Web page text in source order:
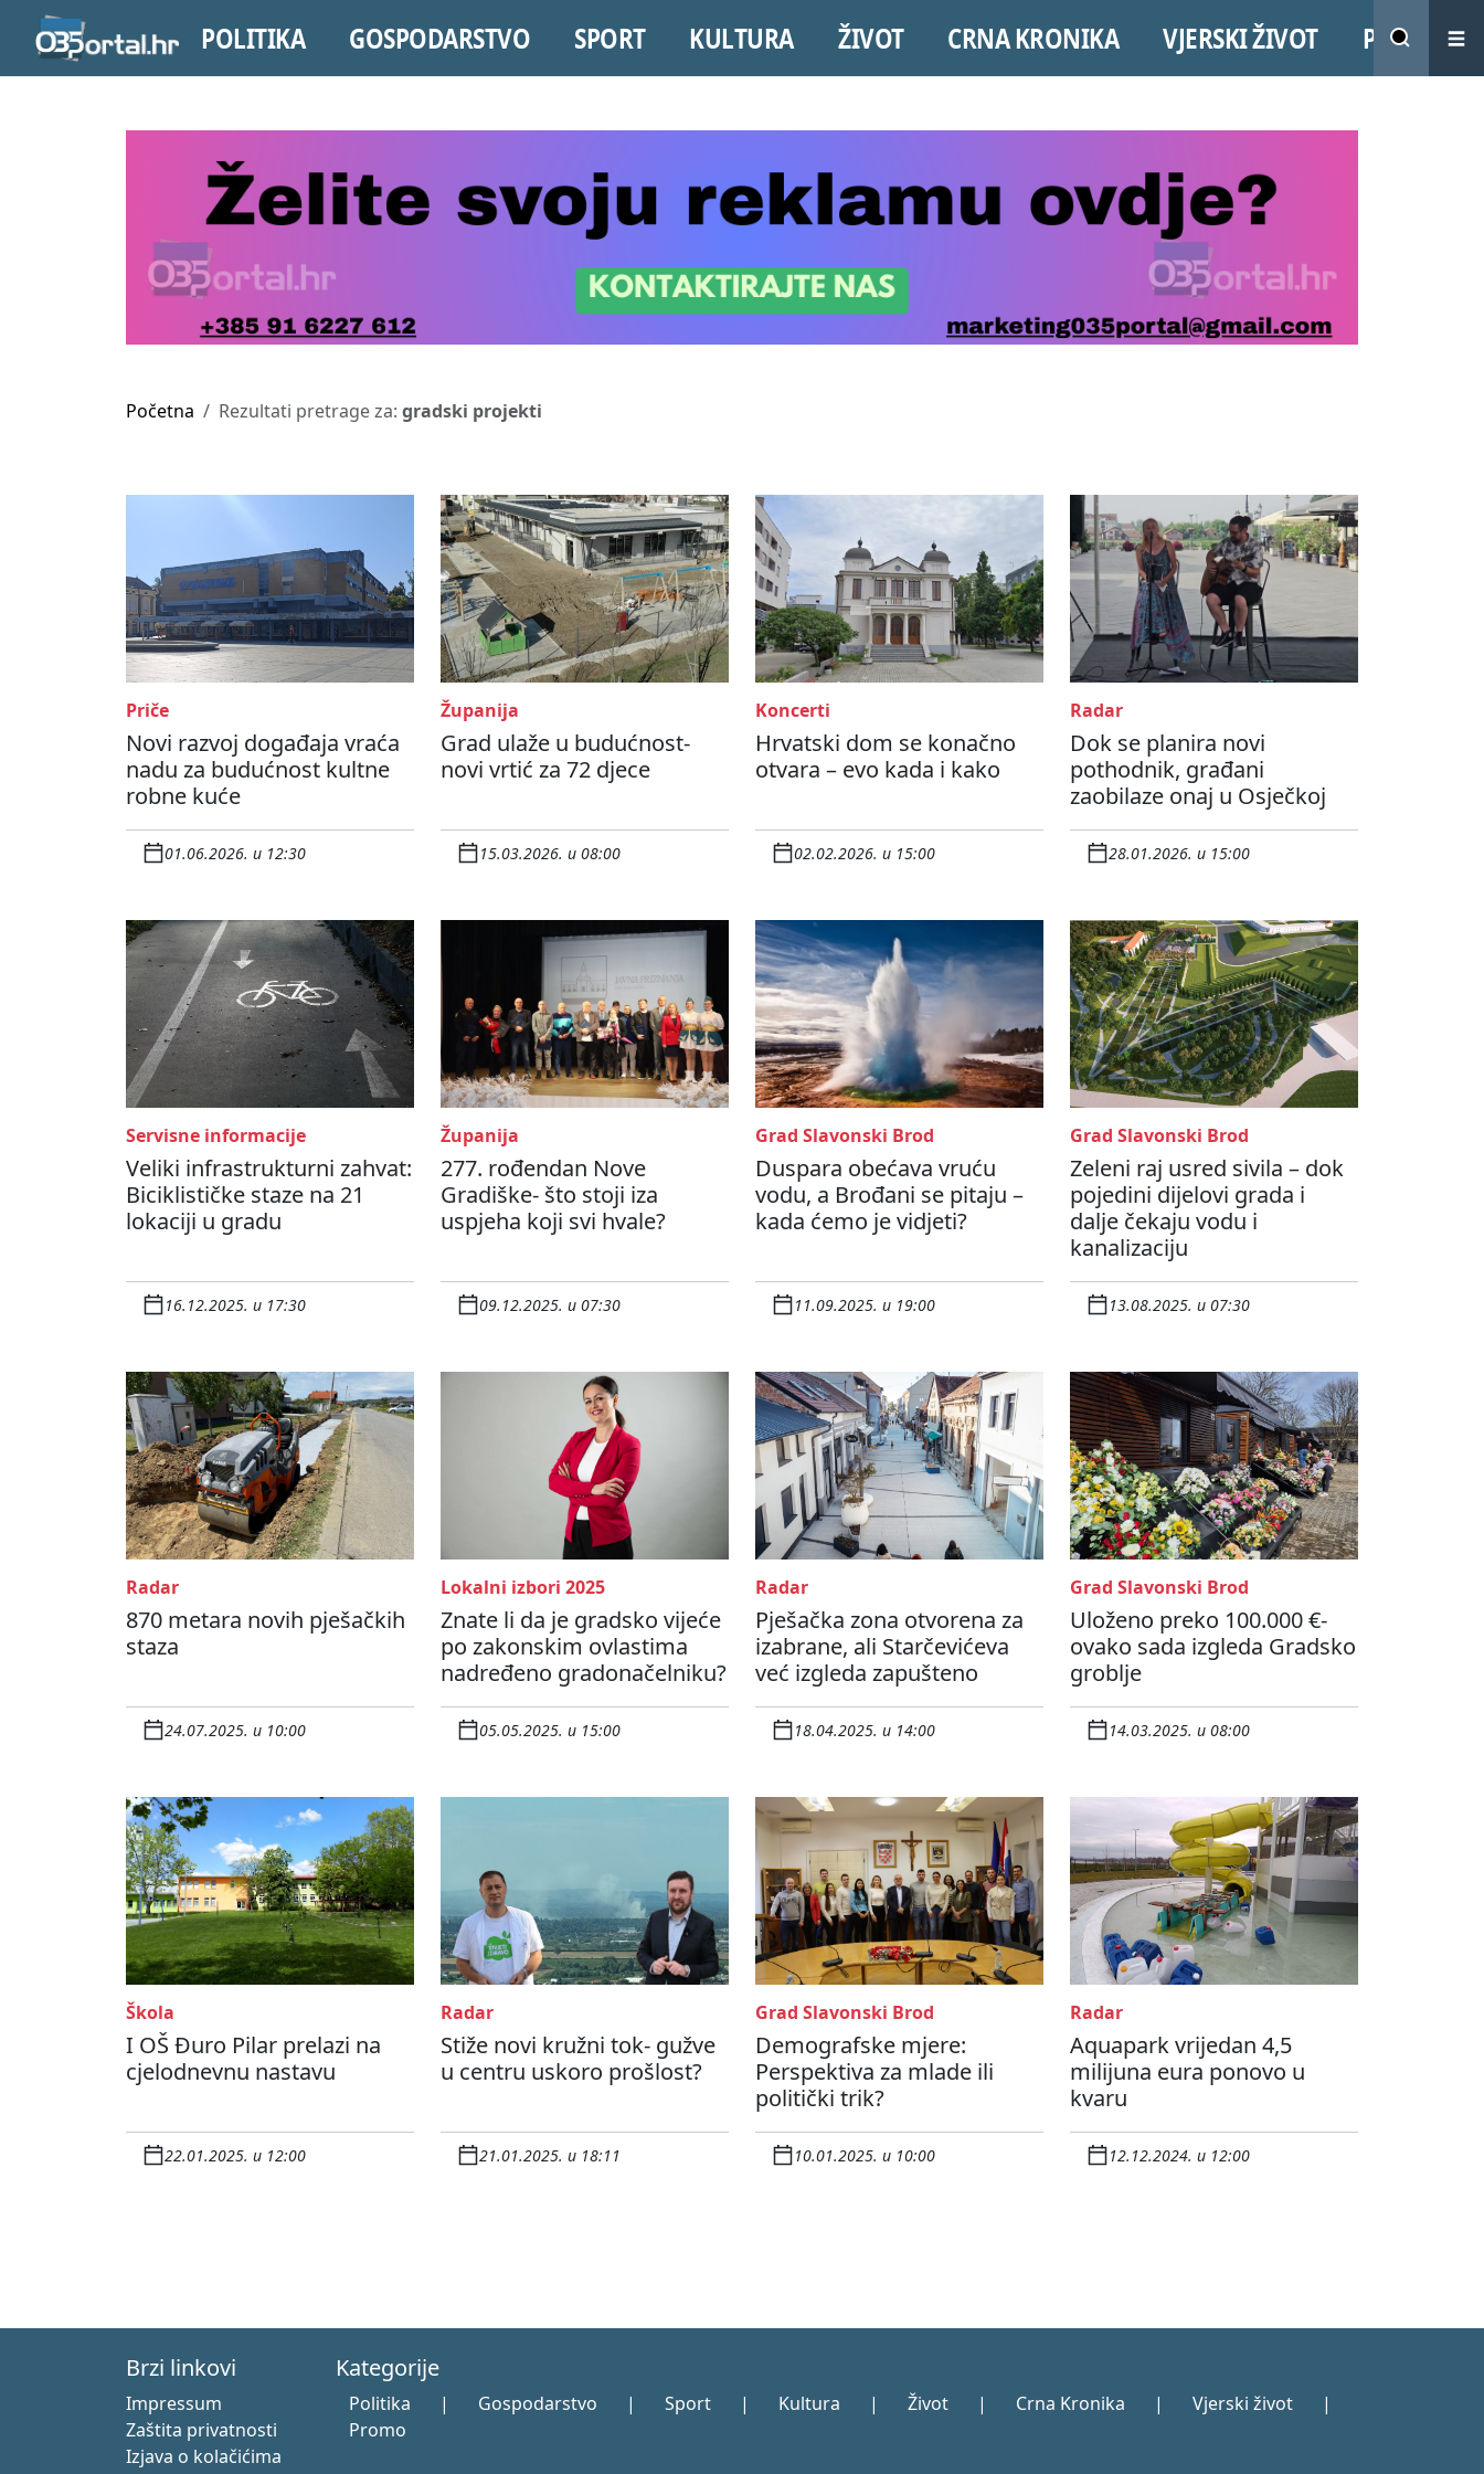
POLITIKA GOSPODARSTVO SPORT KULTURA ŽIVOT CRNA KRONIKA VJERSKI ŽIVOT PROMO
Početna Rezultati pretrage za: gradski projekti
Priče
Novi razvoj događaja vraća
nadu za budućnost kultne
robne kuće
01.06.2026. u 12:30
Županija
Grad ulaže u budućnost-
novi vrtić za 72 djece
15.03.2026. u 08:00
Koncerti
Hrvatski dom se konačno
otvara – evo kada i kako
02.02.2026. u 15:00
Radar
Dok se planira novi
pothodnik, građani
zaobilaze onaj u Osječkoj
28.01.2026. u 15:00
Servisne informacije
Veliki infrastrukturni zahvat:
Biciklističke staze na 21
lokaciji u gradu
16.12.2025. u 17:30
Županija
277. rođendan Nove
Gradiške- što stoji iza
uspjeha koji svi hvale?
09.12.2025. u 07:30
Grad Slavonski Brod
Duspara obećava vruću
vodu, a Brođani se pitaju –
kada ćemo je vidjeti?
11.09.2025. u 19:00
Grad Slavonski Brod
Zeleni raj usred sivila – dok
pojedini dijelovi grada i
dalje čekaju vodu i
kanalizaciju
13.08.2025. u 07:30
Radar
870 metara novih pješačkih
staza
24.07.2025. u 10:00
Lokalni izbori 2025
Znate li da je gradsko vijeće
po zakonskim ovlastima
nadređeno gradonačelniku?
05.05.2025. u 15:00
Radar
Pješačka zona otvorena za
izabrane, ali Starčevićeva
već izgleda zapušteno
18.04.2025. u 14:00
Grad Slavonski Brod
Uloženo preko 100.000 €-
ovako sada izgleda Gradsko
groblje
14.03.2025. u 08:00
Škola
I OŠ Đuro Pilar prelazi na
cjelodnevnu nastavu
22.01.2025. u 12:00
Radar
Stiže novi kružni tok- gužve
u centru uskoro prošlost?
21.01.2025. u 18:11
Grad Slavonski Brod
Demografske mjere:
Perspektiva za mlade ili
politički trik?
10.01.2025. u 10:00
Radar
Aquapark vrijedan 4,5
milijuna eura ponovo u
kvaru
12.12.2024. u 12:00
Brzi linkovi
Impressum
Zaštita privatnosti
Izjava o kolačićima
Kategorije
Politika | Gospodarstvo | Sport | Kultura | Život | Crna Kronika | Vjerski život
|
Promo